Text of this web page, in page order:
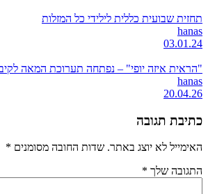
תחזית שבועית כללית לילידי כל המזלות
hanas
03.01.24
"הראית איזה יופי" – נפתחה תערוכת המאה
hanas
20.04.26
כתיבת תגובה
האימייל לא יוצג באתר. שדות החובה מסומנים *
התגובה שלך *